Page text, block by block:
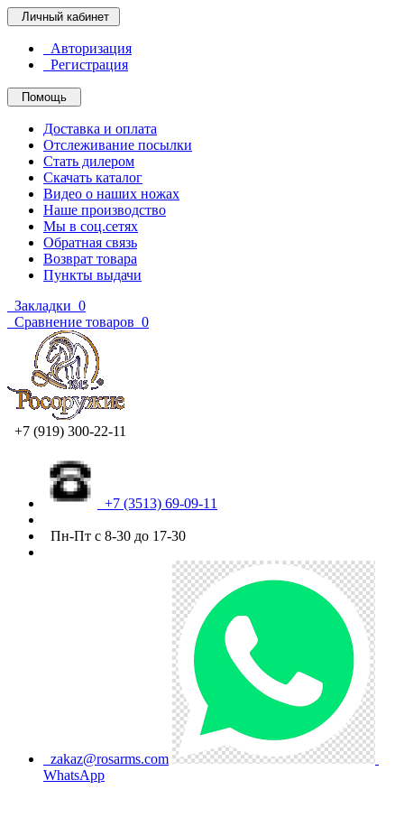
Личный кабинет
Авторизация
Регистрация
Помощь
Доставка и оплата
Отслеживание посылки
Стать дилером
Скачать каталог
Видео о наших ножах
Наше производство
Мы в соц.сетях
Обратная связь
Возврат товара
Пункты выдачи
Закладки 0
Сравнение товаров 0
+7 (919) 300-22-11
+7 (3513) 69-09-11
Пн-Пт с 8-30 до 17-30
zakaz@rosarms.com
WhatsApp